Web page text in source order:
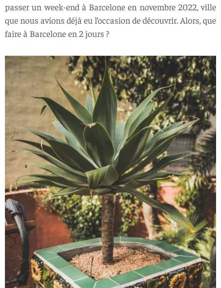
passer un week-end à Barcelone en novembre 2022, ville
que nous avions déjà eu l’occasion de découvrir. Alors, que
faire à Barcelone en 2 jours ?